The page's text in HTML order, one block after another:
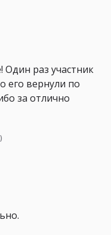
раз участник
его вернули по
за отлично